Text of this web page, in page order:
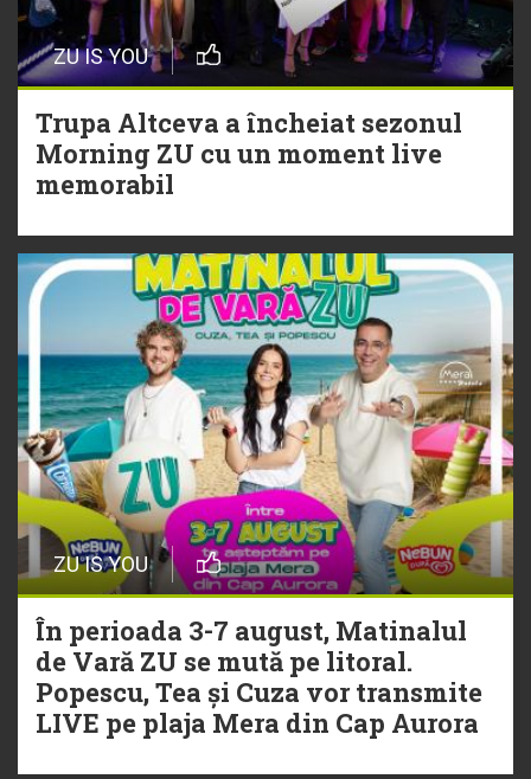
Episod nou | Muzica Aia x DJ
Christian Thomson
20 Iulie
Torpedoul lui Morar: Theo Rose -
ZU IS YOU
Trupa Altceva a încheiat sezonul
Morning ZU cu un moment live
memorabil
ZU IS YOU
În perioada 3-7 august, Matinalul
de Vară ZU se mută pe litoral.
Popescu, Tea și Cuza vor transmite
LIVE pe plaja Mera din Cap Aurora